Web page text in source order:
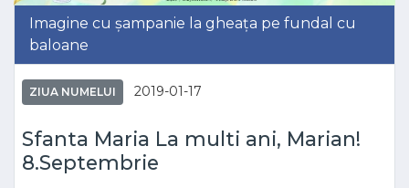
Imagine cu șampanie la gheața pe fundal cu
baloane
ZIUA NUMELUI 2019-01-17
Sfanta Maria La multi ani, Marian!
8.Septembrie